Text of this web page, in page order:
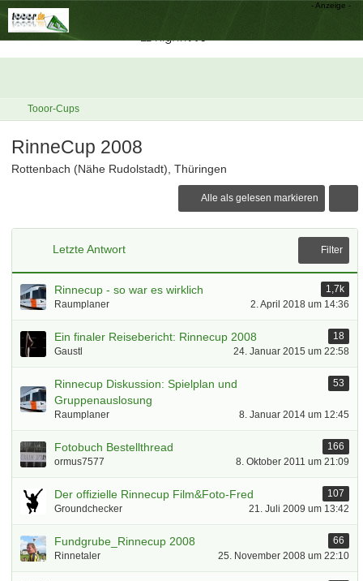
Tooor-Cups
RinneCup 2008
Rottenbach (Nähe Rudolstadt), Thüringen
Alle als gelesen markieren
Letzte Antwort Filter
Rinnecup - so war es wirklich
1,7k
Raumplaner
2. April 2018 um 14:36
Ein finaler Reisebericht: Rinnecup 2008
18
Gaustl
24. Januar 2015 um 22:58
Rinnecup Diskussion: Spielplan und
Gruppenauslosung
53
Raumplaner 8. Januar 2014 um 12:45
Fotobuch Bestellthread
166
ormus7577
8. Oktober 2011 um 21:09
Der offizielle Rinnecup Film&Foto-Fred
107
Groundchecker
21. Juli 2009 um 13:42
Fundgrube_Rinnecup 2008
66
Rinnetaler
25. November 2008 um 22:10